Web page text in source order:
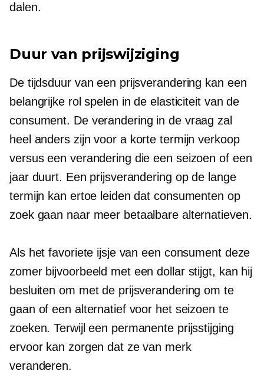
dalen.
Duur van prijswijziging
De tijdsduur van een prijsverandering kan een
belangrijke rol spelen in de elasticiteit van de
consument. De verandering in de vraag zal
heel anders zijn voor a korte termijn verkoop
versus een verandering die een seizoen of een
jaar duurt. Een prijsverandering op de lange
termijn kan ertoe leiden dat consumenten op
zoek gaan naar meer betaalbare alternatieven.
Als het favoriete ijsje van een consument deze
zomer bijvoorbeeld met een dollar stijgt, kan hij
besluiten om met de prijsverandering om te
gaan of een alternatief voor het seizoen te
zoeken. Terwijl een permanente prijsstijging
ervoor kan zorgen dat ze van merk
veranderen.